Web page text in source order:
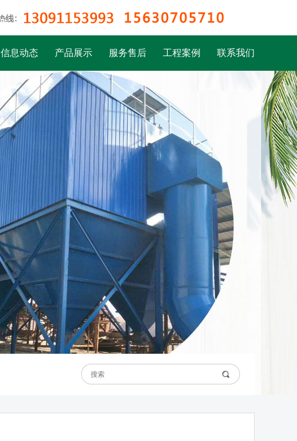
信息动态 产品展示 服务售后 工程案例 联系我们